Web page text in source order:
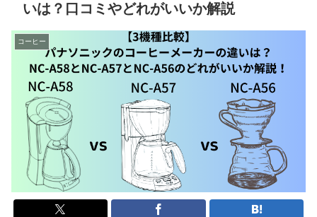
いは？口コミやどれがいいか解説
コーヒー